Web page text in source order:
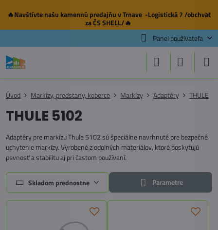
✕
🔥Navštívte našu kamennú predajňuv Trnave -Logistická 7 /obchvat
za ČS SHELL/🔥
Panel používateľa
Úvod Markízy, predstany, koberce Markízy Adaptéry THULE
THULE 5102
Adaptéry pre markízu Thule 5102 sú špeciálne navrhnuté pre bezpečné
uchytenie markízy. Vyrobené z odolných materiálov, ktoré poskytujú
pevnosť a stabilitu aj pri častom používaní.
Skladom prednostne Parametre